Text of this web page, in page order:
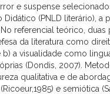
e suspense
Didático (PNLD literário), a
referencial teórico, duas
da literatura como
b) a visualidade como
(Dondis, 2007).
qualitativa e de
e semiótica